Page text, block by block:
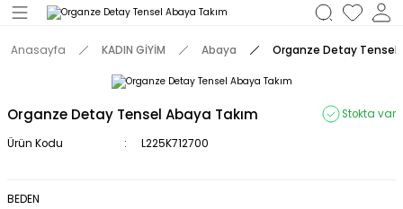
Geri Dön
Anasayfa KADIN GİYİM Abaya Organze Detay Tensel
Organze Detay Tensel Abaya Takım Stokta var
Ürün Kodu L225K712700
BEDEN